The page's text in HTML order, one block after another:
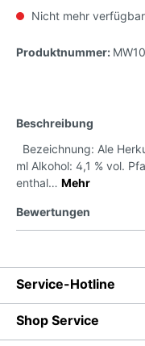
Nicht mehr verfügbar
Produktnummer:
Beschreibung
Bezeichnung: Ale
ml Alkohol: 4,1 % vol.
enthal… Mehr
Bewertungen
Service-Hotline
Shop Service